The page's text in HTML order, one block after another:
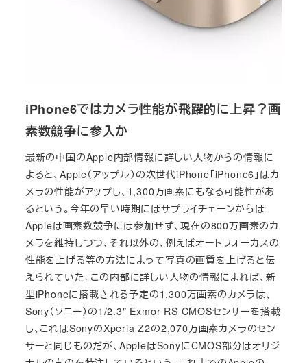
iPhone6ではカメラ性能が飛躍的に上昇？画
素数競争に参入か
最新の中国のApple内部情報に詳しい人物からの情報に
よると、Apple（アップル）の次世代iPhone「iPhone6」はカ
メラの性能がアップし、1,300万画素にもなる可能性があ
るという。今年の早い時期にはサプライチェーンからは
Appleは画素数競争には参加せず、現在の800万画素のカ
メラを維持しつつ、それ以外の、例えばオートフォーカスの
性能を上げる等の方法によって写真の画質を上げると伝
えられていた。この内部に詳しい人物の情報によれば、新
型iPhoneに搭載される予定の1,300万画素のカメラは、
Sony（ソニー）の1/2.3″ Exmor RS CMOSセンサーを搭載
し、これはSonyのXperia Z2の2,070万画素カメラのセン
サーと同じものだが、AppleはSonyにCMOS部分はオリジ